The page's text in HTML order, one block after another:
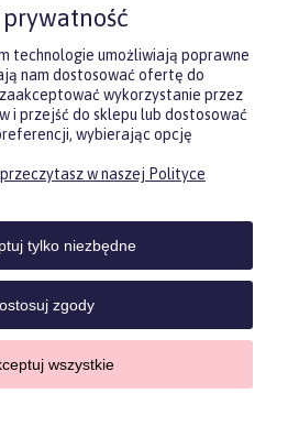
pewności, co będzie najbardziej
trafione.
DOWIEDZ SIĘ WIĘCEJ
KONTAKTPOMOC MOJE
Shoper.pl
technologie umożliwiają poprawne
nam dostosować ofertę do
wykorzystanie przez
i przejść do sklepu lub dostosować
wybierając opcję
w naszej Polityce
tylko niezbędne
zgody
wszystkie
na pierwszyzakup.